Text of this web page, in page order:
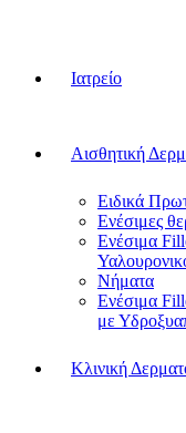
Ιατρείο
Αισθητική
Ειδικά
Ενέσιμες
Ενέσιμα
Νήματα
Ενέσιμα
με
Κλινική